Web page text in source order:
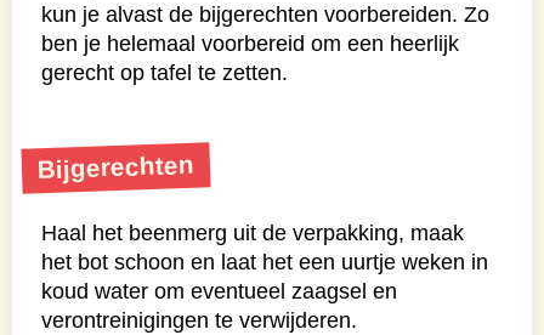
kun je alvast de bijgerechten voorbereiden. Zo
ben je helemaal voorbereid om een heerlijk
gerecht op tafel te zetten.
Bijgerechten
Haal het beenmerg uit de verpakking, maak
het bot schoon en laat het een uurtje weken in
koud water om eventueel zaagsel en
verontreinigingen te verwijderen.